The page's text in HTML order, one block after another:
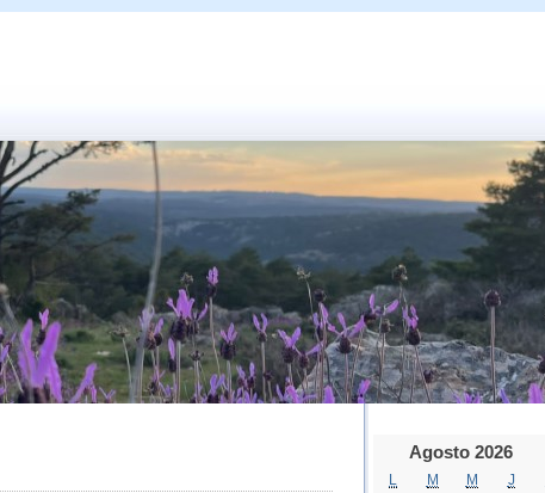
Agosto 2026
M M J